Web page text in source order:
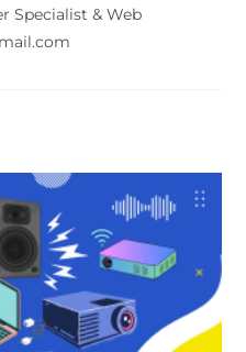
Specialist & Web